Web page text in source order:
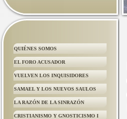
QUIÉNES SOMOS
EL FORO ACUSADOR
VUELVEN LOS INQUISIDORES
SAMAEL Y LOS NUEVOS SAULOS
LA RAZÓN DE LA SINRAZÓN
CRISTIANISMO Y GNOSTICISMO I